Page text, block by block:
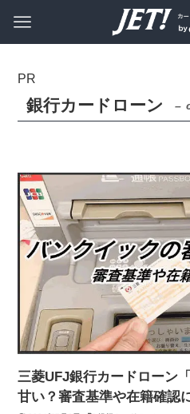
銀行カードローン –
三菱UFJ銀行カードローン
甘い？審査基準や在籍確認